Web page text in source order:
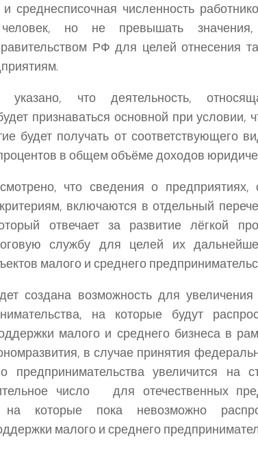
среднесписочная численность
но не превышать значения,
РФ для целей отнесения
что деятельность,
признаваться основной при условии,
будет получать от соответствующего
в общем объёме доходов
что сведения о предприятиях,
включаются в отдельный
отвечает за развитие лёгкой
службу для целей их
малого и среднего
создана возможность для увеличения
на которые будут
малого и среднего бизнеса в
в случае принятия
предпринимательства увеличится на
число для отечественных
на которые пока невозможно
малого и среднего